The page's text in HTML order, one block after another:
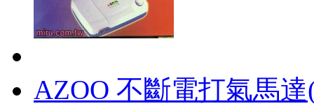
AZOO 不斷電打氣馬